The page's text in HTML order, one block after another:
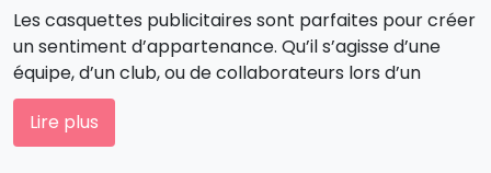
Les casquettes publicitaires sont parfaites pour créer
un sentiment d’appartenance. Qu’il s’agisse d’une
équipe, d’un club, ou de collaborateurs lors d’un
événement, elles apportent une cohérence visuelle
et un esprit collectif tout en affichant fièrement
votre logo.
Lire plus